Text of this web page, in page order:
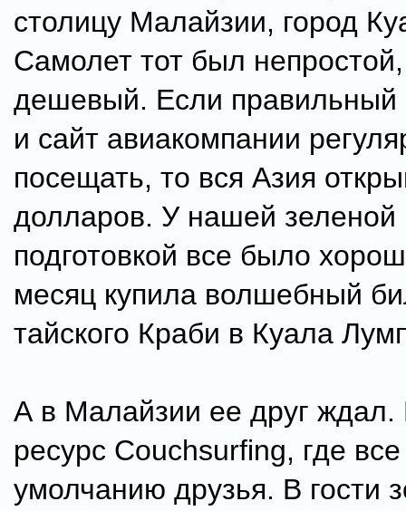
столицу Малайзии, город
Самолет тот был
дешевый. Если правильный
и сайт авиакомпании
посещать, то вся Азия
долларов. У нашей зеленой
подготовкой все было
месяц купила волшебный
тайского Краби в Куала
А в Малайзии ее друг ждал.
ресурс Couchsurfing, где
умолчанию друзья. В гости